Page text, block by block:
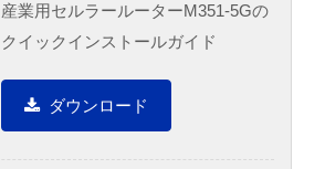
産業用セルラールーターM351-5Gの
クイックインストールガイド
ダウンロード